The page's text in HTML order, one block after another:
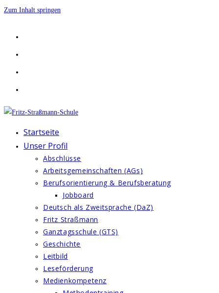
Zum Inhalt springen
Startseite
Unser Profil
Abschlüsse
Arbeitsgemeinschaften (AGs)
Berufsorientierung & Berufsberatung
Jobboard
Deutsch als Zweitsprache (DaZ)
Fritz Straßmann
Ganztagsschule (GTS)
Geschichte
Leitbild
Leseförderung
Medienkompetenz